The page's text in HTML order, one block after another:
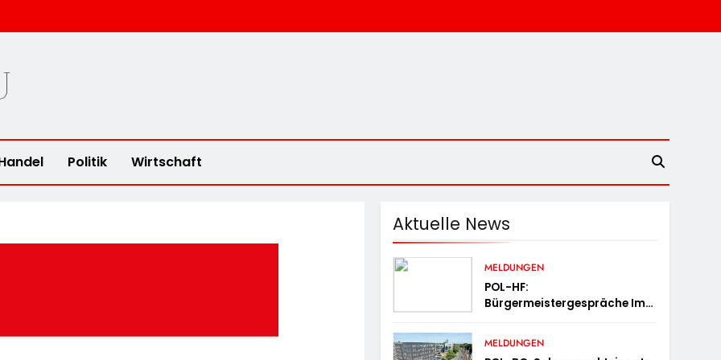
Politik Wirtschaft
Aktuelle News
MELDUNGEN
POL-HF:
Bürgermeistergespräche Im
Zusammenarbeit In Herford
MELDUNGEN